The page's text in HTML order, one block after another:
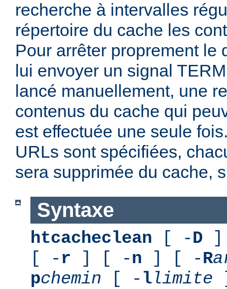
recherche à intervalles
répertoire du cache les
Pour arrêter proprement le
lui envoyer un signal
lancé manuellement, une
contenus du cache qui
est effectuée une seule
URLs sont spécifiées,
sera supprimée du cache,
Syntaxe
htcacheclean [ -D ]
[ - r ] [ -n ] [ -R
pchemin [ - l limite